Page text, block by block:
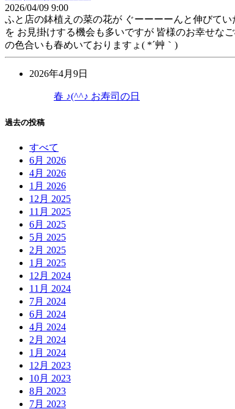
2026/04/09 9:00
ふと店の鉢植えの菜の花が ぐーーーーんと伸びて
を お見掛けする機会も多いですが 皆様のお幸せ
の色合いも春めいておりますょ( *´艸｀)
2026年4月9日
春 ♪(^^♪ お寿司の日
過去の投稿
すべて
6月 2026
4月 2026
1月 2026
12月 2025
11月 2025
6月 2025
5月 2025
2月 2025
1月 2025
12月 2024
11月 2024
7月 2024
6月 2024
4月 2024
2月 2024
1月 2024
12月 2023
10月 2023
8月 2023
7月 2023